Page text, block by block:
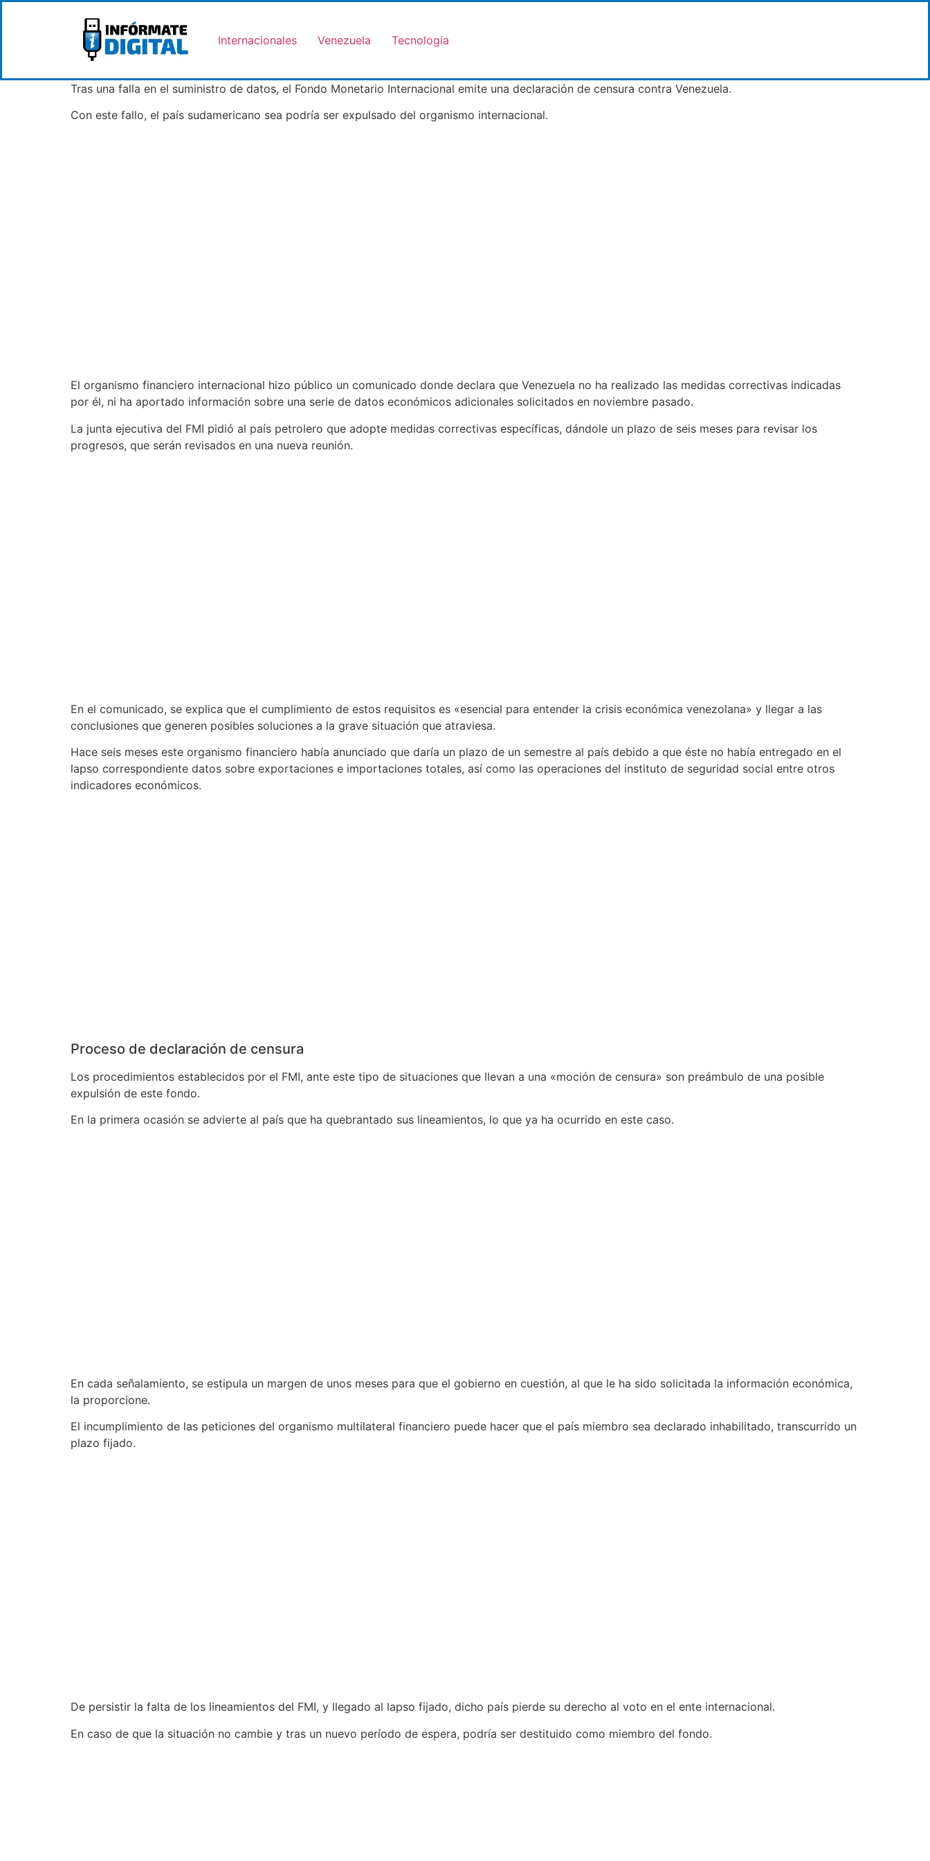
Internacionales Venezuela Tecnologia
Tras una falla en el suministro de datos, el Fondo Monetario Internacional emite una declaración de censura contra Venezuela.
Con este fallo, el país sudamericano sea podría ser expulsado del organismo internacional.
El organismo financiero internacional hizo público un comunicado donde declara que Venezuela no ha realizado las medidas correctivas indicadas
por él, ni ha aportado información sobre una serie de datos económicos adicionales solicitados en noviembre pasado.
La junta ejecutiva del FMI pidió al país petrolero que adopte medidas correctivas específicas, dándole un plazo de seis meses para revisar los
progresos, que serán revisados en una nueva reunión.
En el comunicado, se explica que el cumplimiento de estos requisitos es «esencial para entender la crisis económica venezolana» y llegar a las
conclusiones que generen posibles soluciones a la grave situación que atraviesa.
Hace seis meses este organismo financiero había anunciado que daría un plazo de un semestre al país debido a que éste no había entregado en el
lapso correspondiente datos sobre exportaciones e importaciones totales, así como las operaciones del instituto de seguridad social entre otros
indicadores económicos.
Proceso de declaración de censura
Los procedimientos establecidos por el FMI, ante este tipo de situaciones que llevan a una «moción de censura» son preámbulo de una posible
expulsión de este fondo.
En la primera ocasión se advierte al país que ha quebrantado sus lineamientos, lo que ya ha ocurrido en este caso.
En cada señalamiento, se estipula un margen de unos meses para que el gobierno en cuestión, al que le ha sido solicitada la información económica,
la proporcione.
El incumplimiento de las peticiones del organismo multilateral financiero puede hacer que el país miembro sea declarado inhabilitado, transcurrido un
plazo fijado.
De persistir la falta de los lineamientos del FMI, y llegado al lapso fijado, dicho país pierde su derecho al voto en el ente internacional.
En caso de que la situación no cambie y tras un nuevo período de espera, podría ser destituido como miembro del fondo.